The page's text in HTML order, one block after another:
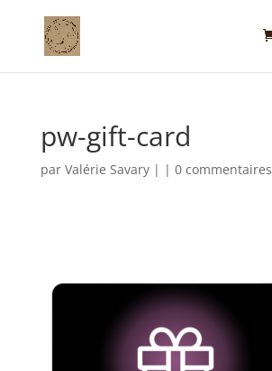
pw-gift-card
par Valérie Savary| | 0 commentaires